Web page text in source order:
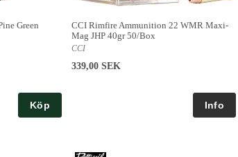
Green
Köp
CCI Rimfire Ammunition 22 WMR Maxi-
Mag JHP 40gr 50/Box
CCI
339,00 SEK